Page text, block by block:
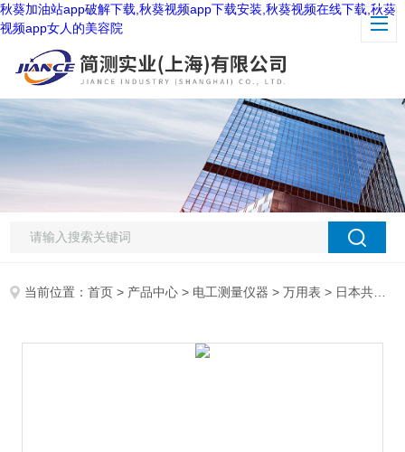
秋葵加油站app破解下载,秋葵视频app下载安装,秋葵视频在线下载,秋葵
视频app女人的美容院
当前位置：首页 > 产品中心 > 电工测量仪器 >万用表 > 日本共立 KEW1019R万用表